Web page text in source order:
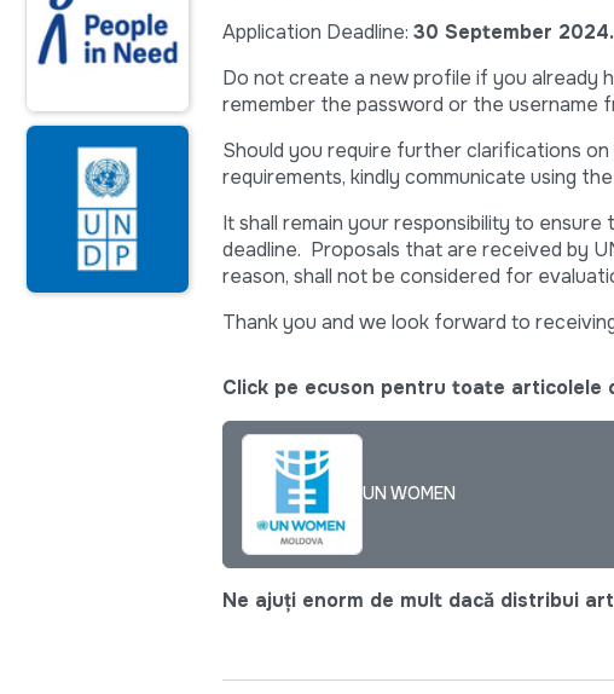
Application Deadline: 30 September 2024.
Do not create a new profile if you already
remember the password or the username
Should you require further clarifications
requirements, kindly communicate using
It shall remain your responsibility to
deadline. Proposals that are received by
reason, shall not be considered for
Thank you and we look forward to
Click pe ecuson pentru toate articolele
UN WOMEN
Ne ajuți enorm de mult dacă distribui